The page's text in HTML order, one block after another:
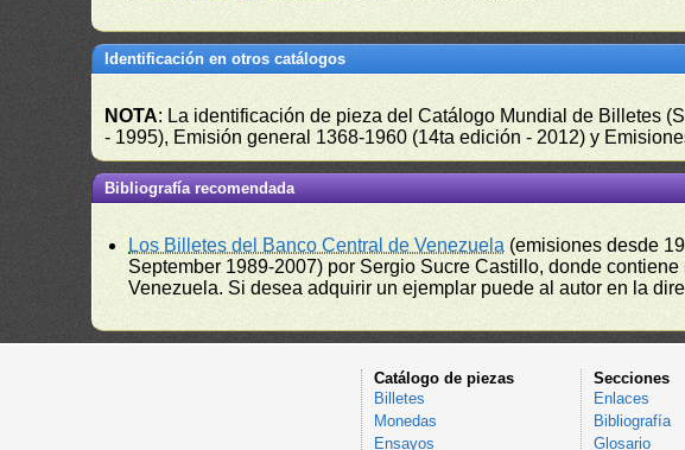
Identificación en otros catálogos
NOTA: La identificación de pieza del Catálogo Mundial de Billetes
- 1995), Emisión general 1368-1960 (14ta edición - 2012) y
Bibliografía recomendada
Los Billetes del Banco Central de Venezuela (emisiones desde
September 1989-2007) por Sergio Sucre Castillo, donde
Venezuela. Si desea adquirir un ejemplar puede al autor en la
Catálogo de piezas
Billetes
Monedas
Ensayos
Secciones
Enlaces
Bibliografía
Glosario